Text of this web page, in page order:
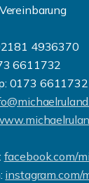
4936370
6611732
0173 6611732
facebook.com/
instagram.com/